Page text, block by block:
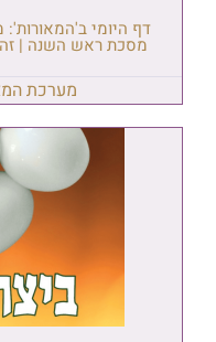
דף היומי
מסכת ראש השנה | זה
מערכת